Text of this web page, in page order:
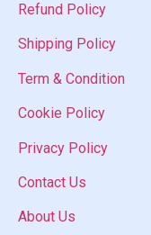
Refund Policy
Shipping Policy
Term & Condition
Cookie Policy
Privacy Policy
Contact Us
About Us